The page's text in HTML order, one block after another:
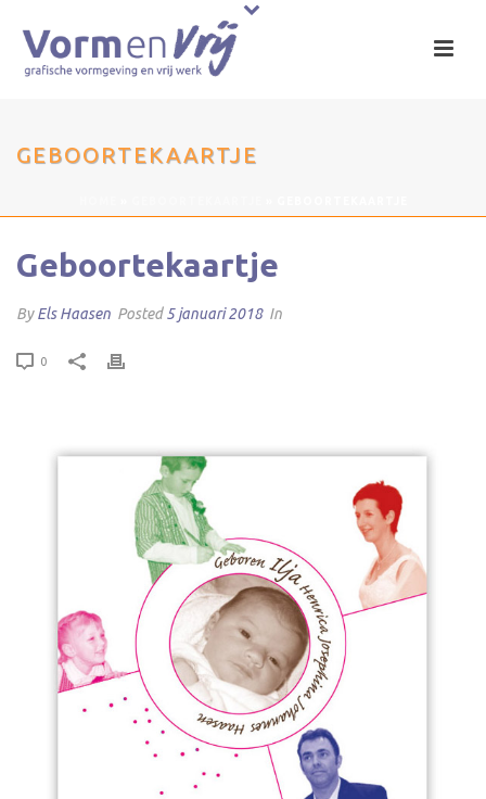
GEBOORTEKAARTJE
Geboortekaartje
ByEls Haasen Posted5 januari 2018 In
0